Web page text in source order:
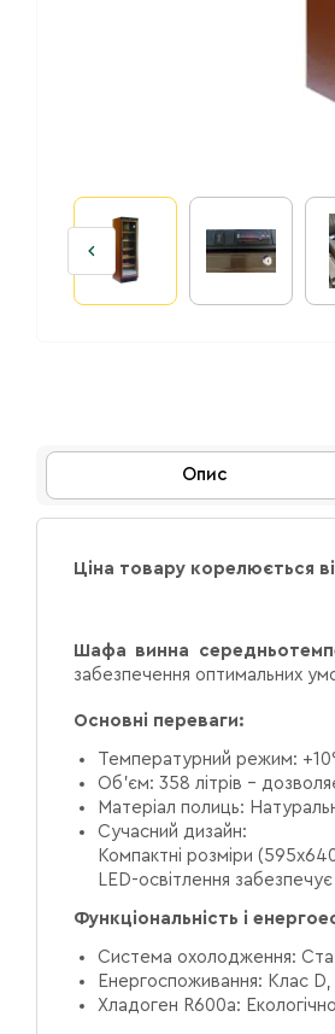
Опис
Ціна товару корелюється
Шафа винна
забезпечення оптимальних
Основні переваги:
Температурний режим:
Об’єм: 358 літрів –
Матеріал полиць:
Сучасний дизайн:
Компактні розміри
LED-освітлення
Функціональність і
Система охолодження:
Енергоспоживання: Клас
Хладоген R600a: